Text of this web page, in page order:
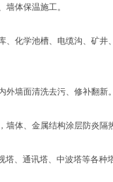
墙体保温施工。
、化学池槽、电缆沟、矿
外墙面清洗去污、修补翻新
墙体、金属结构涂层防炎隔
塔、通讯塔、中波塔等各种